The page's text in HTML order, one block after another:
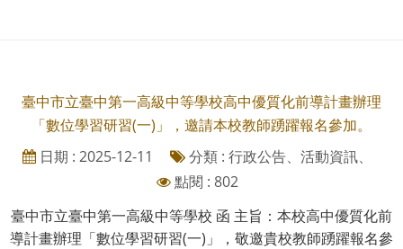
臺中市立臺中第一高級中等學校高中優質化前導計畫辦理
「數位學習研習(一)」，邀請本校教師踴躍報名參加。
日期 : 2025-12-11
分類 : 行政公告、活動資訊、
點閱 : 802
臺中市立臺中第一高級中等學校 函 主旨：本校高中優質化前
導計畫辦理「數位學習研習(一)」，敬邀貴校教師踴躍報名參